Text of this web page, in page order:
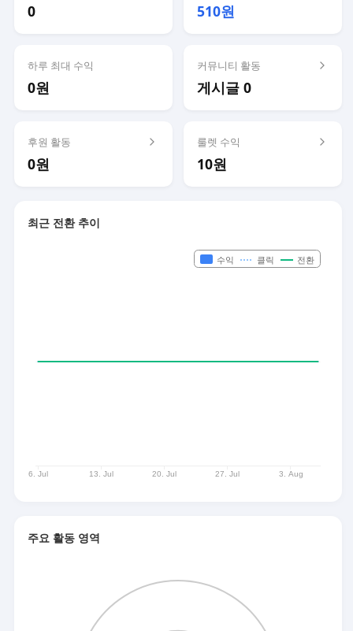
0 510원
하루 최대 수익
0원
커뮤니티 활동
게시글 0
후원 활동
0원
룰렛 수익
10원
최근 전환 추이
주요 활동 영역